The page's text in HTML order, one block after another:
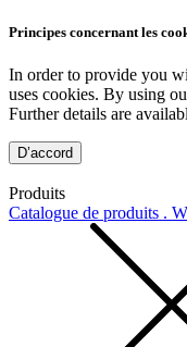
Principes concernant les
In order to provide you
uses cookies. By using
Further details are
D’accord
Produits
Catalogue de produits .